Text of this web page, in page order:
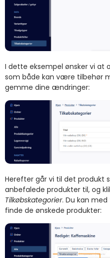
I dette eksempel ønsker vi at
som både kan være tilbehør
gemme dine ændringer:
Herefter går vi til det produkt
anbefalede produkter til, og
Tilkøbskategorier. Du kan
finde de ønskede produkter: